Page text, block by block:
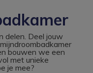
delen. Deel jouw
bouwen we een
met unieke
je mee?